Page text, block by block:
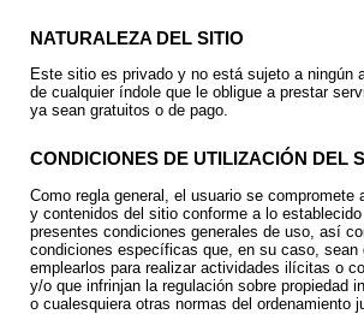
NATURALEZA DEL SITIO
Este sitio es privado y no está sujeto a ningún
de cualquier índole que le obligue a prestar
ya sean gratuitos o de pago.
CONDICIONES DE UTILIZACIÓN DEL
Como regla general, el usuario se compromete
y contenidos del sitio conforme a lo
presentes condiciones generales de uso, así
condiciones específicas que, en su caso, sean
emplearlos para realizar actividades ilícitas o
y/o que infrinjan la regulación sobre propiedad
o cualesquiera otras normas del ordenamiento